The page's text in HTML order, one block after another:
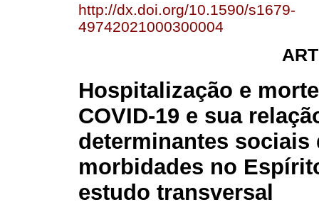
http://dx.doi.org/10.1590/s1679-
49742021000300004
Hospitalização e
COVID-19 e sua
determinantes sociais
morbidades no
estudo transversal